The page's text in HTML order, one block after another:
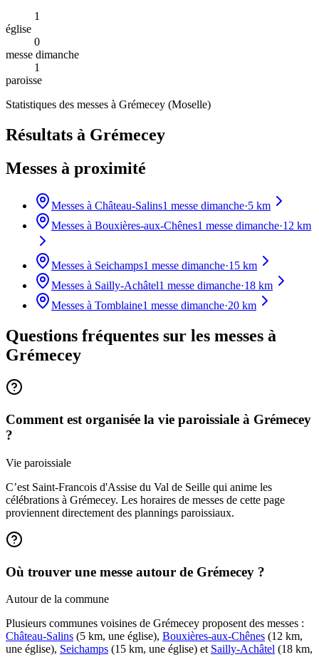
1
église
0
messe dimanche
1
paroisse
Statistiques des messes à Grémecey (Moselle)
Résultats à Grémecey
Messes à proximité
Messes à Château-Salins1 messe dimanche·5 km
Messes à Bouxières-aux-Chênes1 messe dimanche·12 km
Messes à Seichamps1 messe dimanche·15 km
Messes à Sailly-Achâtel1 messe dimanche·18 km
Messes à Tomblaine1 messe dimanche·20 km
Questions fréquentes sur les messes à
Grémecey
Comment est organisée la vie paroissiale à Grémecey
?
Vie paroissiale
C’est Saint-Francois d'Assise du Val de Seille qui anime les
célébrations à Grémecey. Les horaires de messes de cette page
proviennent directement des plannings paroissiaux.
Où trouver une messe autour de Grémecey ?
Autour de la commune
Plusieurs communes voisines de Grémecey proposent des messes :
Château-Salins (5 km, une église), Bouxières-aux-Chênes (12 km,
une église), Seichamps (15 km, une église) et Sailly-Achâtel (18 km,